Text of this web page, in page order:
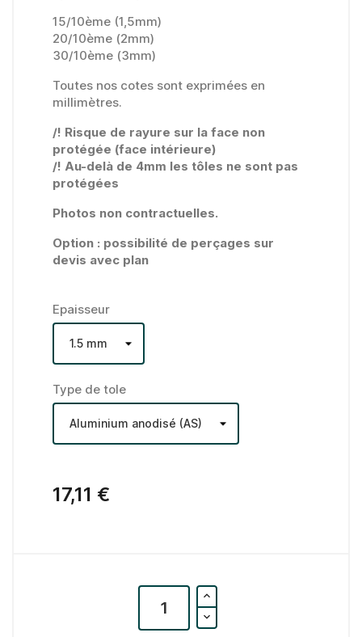
15/10ème (1,5mm)
20/10ème (2mm)
30/10ème (3mm)
Toutes nos cotes sont exprimées en
millimètres.
/! Risque de rayure sur la face non
protégée (face intérieure)
/! Au-delà de 4mm les tôles ne sont pas
protégées
Photos non contractuelles.
Option : possibilité de perçages sur
devis avec plan
Epaisseur
Type de tole
17,11 €